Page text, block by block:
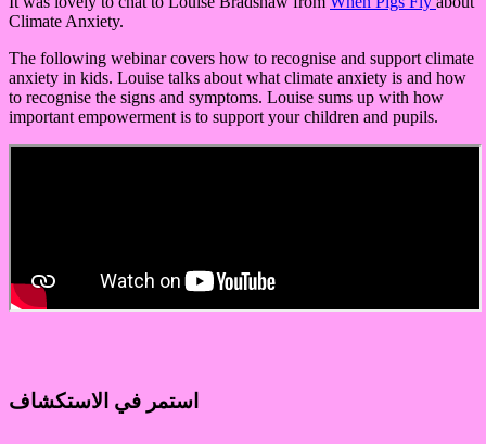
Climate Anxiety.
The following webinar covers how to recognise and support climate
anxiety in kids. Louise talks about what climate anxiety is and how
to recognise the signs and symptoms. Louise sums up with how
important empowerment is to support your children and pupils.
استمر في الاستكشاف